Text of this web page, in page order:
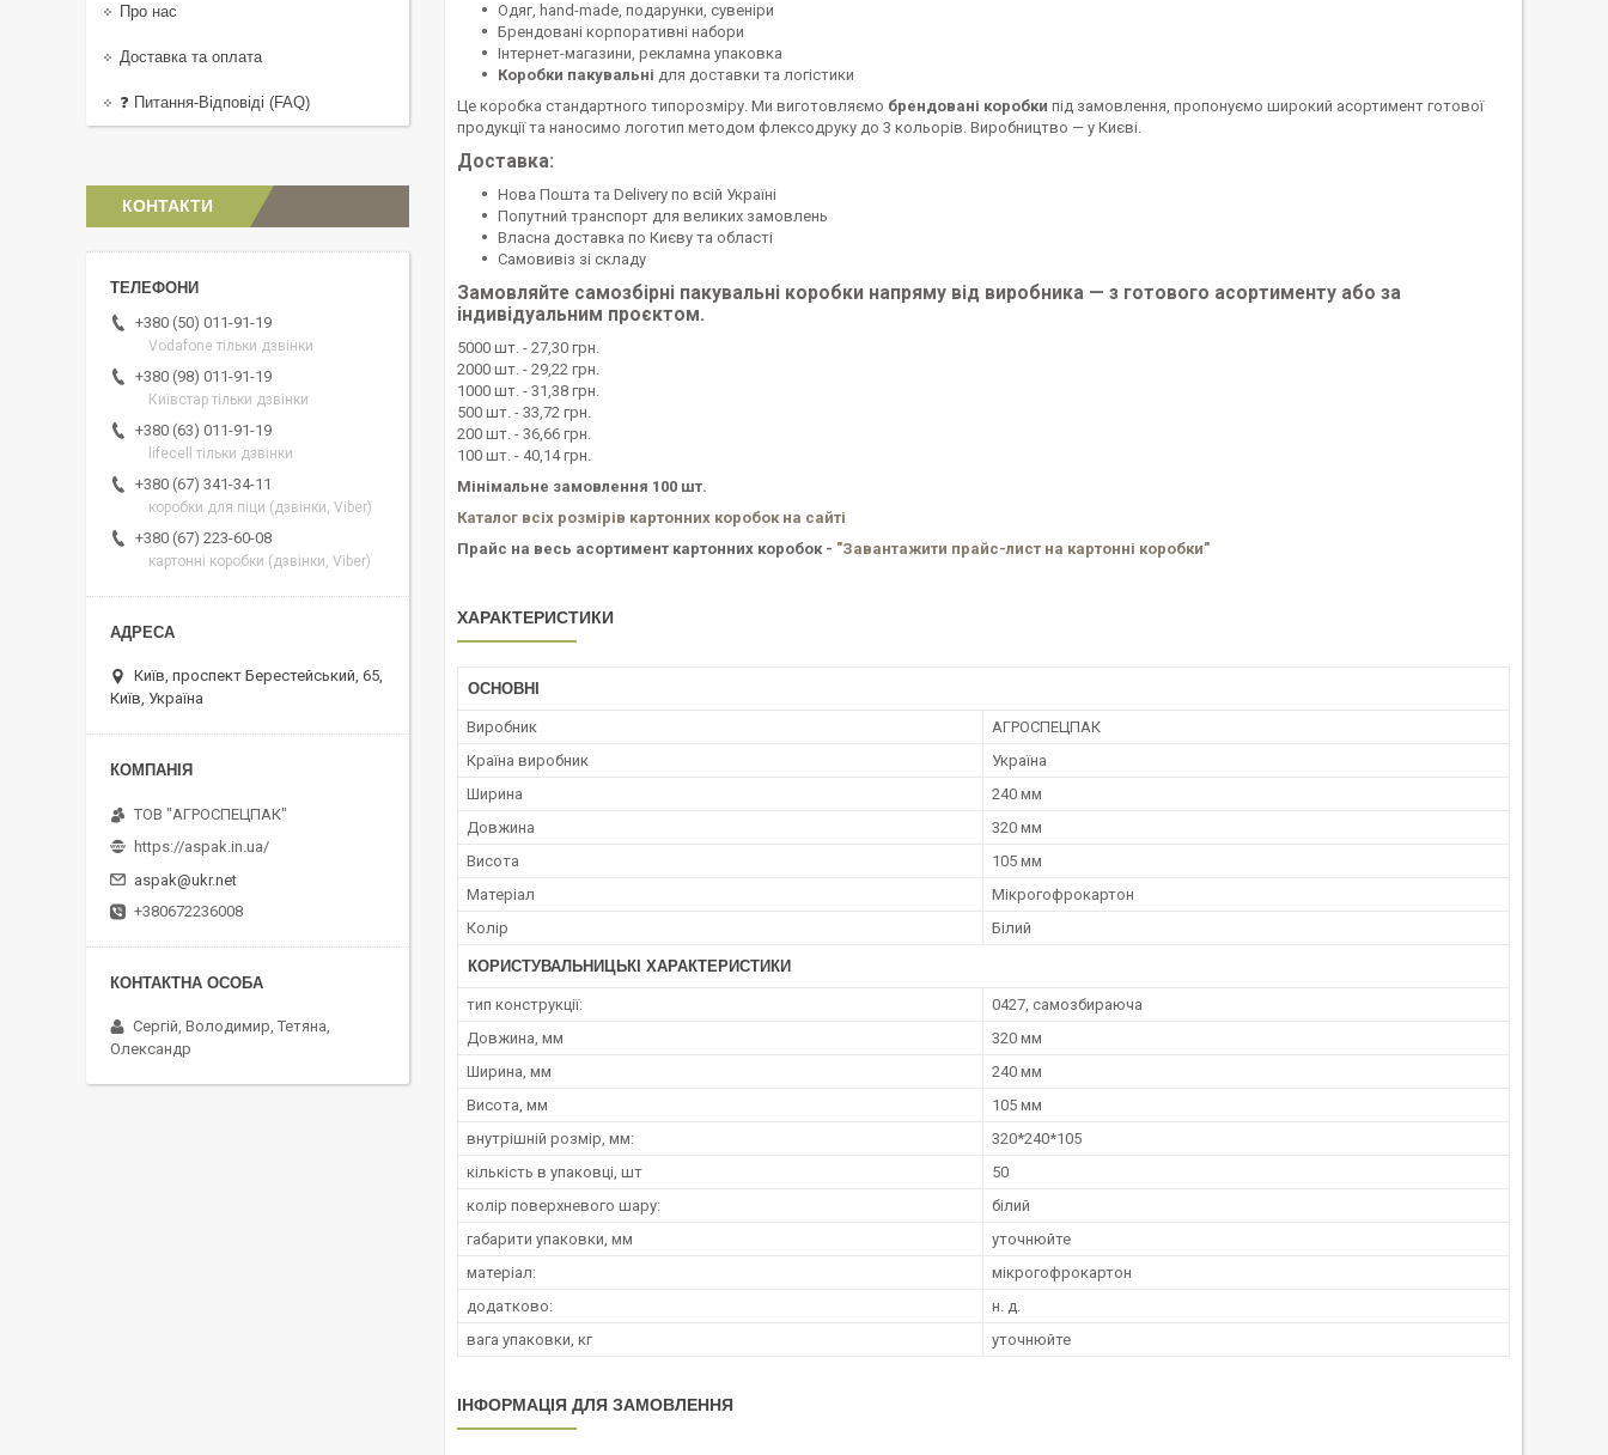
Одяг, hand-made, подарунки, сувеніри
Брендовані корпоративні набори
Інтернет-магазини, рекламна упаковка
Коробки пакувальні для доставки та логістики
Це коробка стандартного типорозміру. Ми виготовляємо брендовані коробки під замовлення, пропонуємо широкий асортимент готової
продукції та наносимо логотип методом флексодруку до 3 кольорів. Виробництво — у Києві.
Доставка:
Нова Пошта та Delivery по всій Україні
Попутний транспорт для великих замовлень
Власна доставка по Києву та області
Самовивіз зі складу
Замовляйте самозбірні пакувальні коробки напряму від виробника — з готового асортименту або за
індивідуальним проєктом.
5000 шт. - 27,30 грн.
2000 шт. - 29,22 грн.
1000 шт. - 31,38 грн.
500 шт. - 33,72 грн.
200 шт. - 36,66 грн.
100 шт. - 40,14 грн.
Мінімальне замовлення 100 шт.
Каталог всіх розмірів картонних коробок на сайті
Прайс на весь асортимент картонних коробок - "Завантажити прайс-лист на картонні коробки"
ХАРАКТЕРИСТИКИ
ОСНОВНІ
Виробник
АГРОСПЕЦПАК
Країна виробник
Україна
Ширина
240 мм
Довжина
320 мм
Висота
105 мм
Матеріал
Мікрогофрокартон
Колір
Білий
КОРИСТУВАЛЬНИЦЬКІ ХАРАКТЕРИСТИКИ
тип конструкції:
0427, самозбираюча
Довжина, мм
320 мм
Ширина, мм
240 мм
Висота, мм
105 мм
внутрішній розмір, мм:
320*240*105
кількість в упаковці, шт
50
колір поверхневого шару:
білий
габарити упаковки, мм
уточнюйте
матеріал:
мікрогофрокартон
додатково:
н. д.
вага упаковки, кг
уточнюйте
ІНФОРМАЦІЯ ДЛЯ ЗАМОВЛЕННЯ
Про нас
Доставка та оплата
❓ Питання-Відповіді (FAQ)
КОНТАКТИ
+380 (50) 011-91-19
Vodafone тільки дзвінки
+380 (98) 011-91-19
Київстар тільки дзвінки
+380 (63) 011-91-19
lifecell тільки дзвінки
+380 (67) 341-34-11
коробки для піци (дзвінки, Viber)
+380 (67) 223-60-08
картонні коробки (дзвінки, Viber)
Київ, проспект Берестейський, 65,
Київ, Україна
ТОВ "АГРОСПЕЦПАК"
https://aspak.in.ua/
aspak@ukr.net
+380672236008
Сергій, Володимир, Тетяна,
Олександр